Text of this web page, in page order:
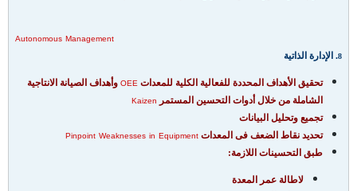
Autonomous Management
8. الإدارة الذاتية
تحقيق الأهداف المحددة للفعالية الكلية للمعدات OEE وأهداف الصيانة الانتاجية
الشاملة من خلال أدوات التحسين المستمر
Kaizen
تجميع وتحليل البيانات
تحديد نقاط الضعف فى المعدات
Pinpoint Weaknesses in Equipment
طبق التحسينات اللازمة:
لاطالة عمر المعدة